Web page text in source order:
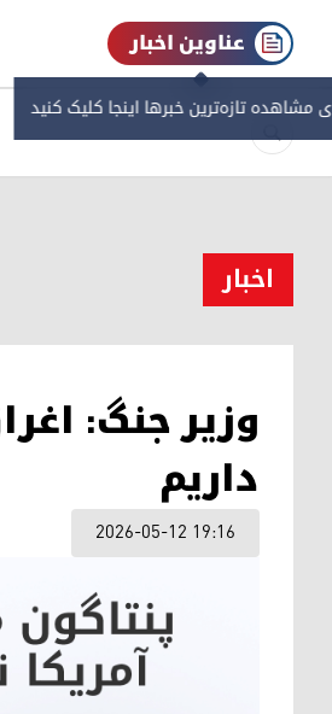
عناوین اخبار
مشاهده‌ تازه‌ترین خبرها اینجا کلیک کنید
اخبار
وزیر جنگ:
داریم
2026-05-12 19:16